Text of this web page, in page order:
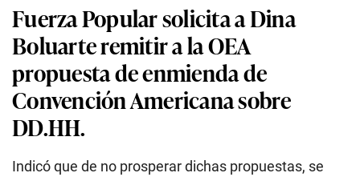
Fuerza Popular solicita a Dina
Boluarte remitir a la OEA
propuesta de enmienda de
Convención Americana sobre
DD.HH.
Indicó que de no prosperar dichas propuestas, se